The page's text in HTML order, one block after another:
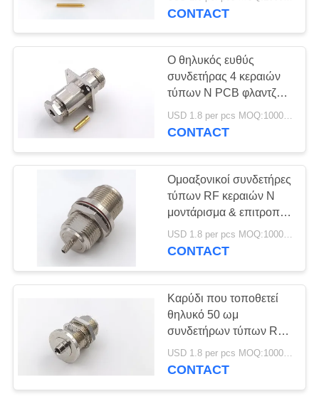
συνδετήρα τύπων Ν
CONTACT
Ο θηλυκός ευθύς
συνδετήρας 4 κεραιών
τύπων Ν PCB φλαντζών
τρυπών πείθει το
συνδετήρα
USD 1.8 per pcs MOQ:1000pcs
CONTACT
Ομοαξονικοί συνδετήρες
τύπων RF κεραιών Ν
μοντάρισμα & επιτροπή
καρυδιών 50 ωμ που
τοποθετούν με το
USD 1.8 per pcs MOQ:1000pcs
CONTACT
Καρύδι που τοποθετεί
θηλυκό 50 ωμ
συνδετήρων τύπων RF
Ν για το ασύρματο
σύστημα επικοινωνιών
USD 1.8 per pcs MOQ:1000pcs
CONTACT